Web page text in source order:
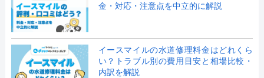
金・対応・注意点を中立的に解説
イースマイルの水道修理料金はどれくら
い？トラブル別の費用目安と相場比較・
内訳を解説